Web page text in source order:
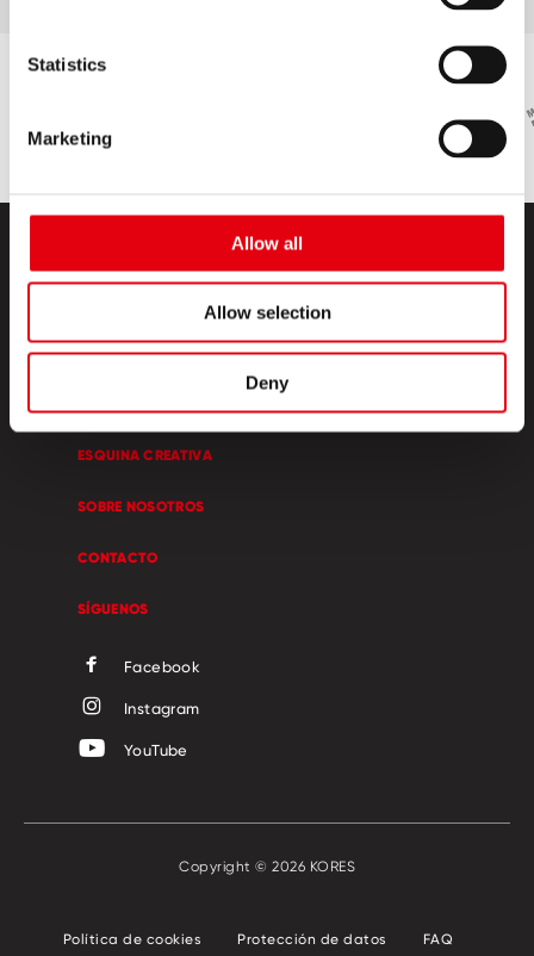
Statistics
Marketing
Allow all
Allow selection
Deny
ESQUINA CREATIVA
SOBRE NOSOTROS
CONTACTO
SÍGUENOS
Facebook
Instagram
YouTube
Copyright © 2026 KORES
Política de cookies Protección de datos FAQ